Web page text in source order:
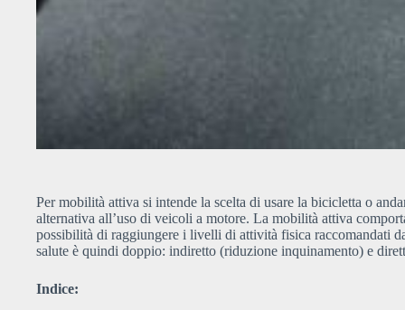
Per mobilità attiva si intende la scelta di usare la bicicletta o
alternativa all’uso di veicoli a motore. La mobilità attiva
possibilità di raggiungere i livelli di attività fisica raccomandati
salute è quindi doppio: indiretto (riduzione inquinamento) e
Indice: